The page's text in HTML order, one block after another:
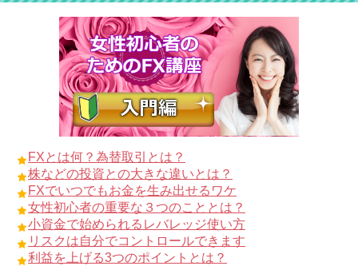
FXとは何？為替取引とは？
株などの投資との大きな違いとは？
FXでいつでもお金を生み出せるワケ
女性初心者の重要な３つのこととは？
小資金で始められるレバレッジ使い方
リスクは自分でコントロールできます
利益を上げる3つのポイントとは？